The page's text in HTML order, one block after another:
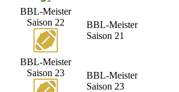
BBL-Meister
Saison 22
BBL-Meister
Saison 21
BBL-Meister
Saison 23
BBL-Meister
Saison 23